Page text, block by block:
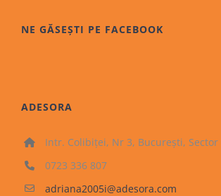
NE GĂSEȘTI PE FACEBOOK
ADESORA
Intr. Colibiței, Nr 3, București, Sector
0723 336 807
adriana2005i@adesora.com